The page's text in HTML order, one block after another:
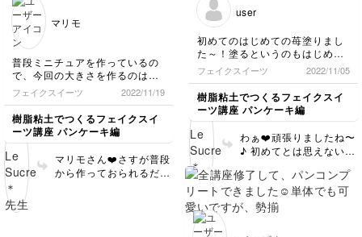
いいですね💕きっと中に
ているんだろうなぁ😋❤️
お腹が空いてしまうぐら
い美味しそうに作ってく
ださってありがとうござ
いました❤️
が目に浮かびます❤️ こ
いました😊
マリモ
普段ミニチュアを作っているの
で、今回の大きさを作るのは初
心に帰れて良かったです。
フェイクスイーツ 2022/11/19
樹脂粘土でつくるフェイクスイ
ーツ講座 パンケーキ編
マリモさん❤️さすが普段
から作っておられるだけ
user
初めてのはじめての苺塗りまし
た～！塗るというのもはじめて
作業でした(..)だからなのかな？
私にはすごく難しかった！いろ
いろ不自然な感じになってしま
い(..)色が濃くなってしまいまし
た！カットしたあとすぐに塗っ
てしまいました！いちごの穴を
深くしすぎたみたいで塗るとき
なかなか塗れなくて大変でした
(..)アドバイスありましたらお願
いいたします
フェイクスイーツ 2022/11/05
樹脂粘土でつくるフェイクスイ
ーツ講座 パンケーキ編
わぁ❤️頑張りましたね〜
♪ 初めてとは思えないぐ
したね🍓 いちごは、フ
ルーツの中でもかなり難
易度の高いフルーツで
ありますし、着色も難し